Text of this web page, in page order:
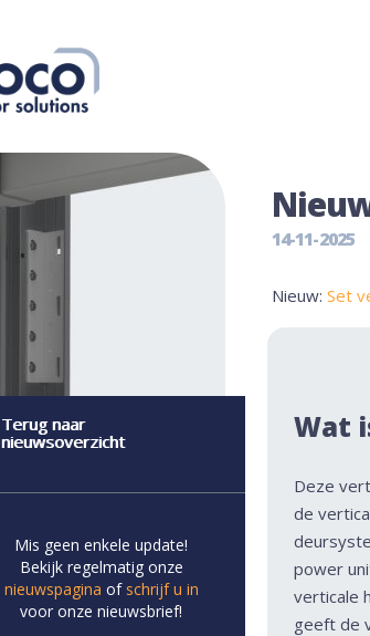
Terug naar
nieuwsoverzicht
Mis geen enkele update!
Bekijk regelmatig onze
nieuwspagina of schrijf u in
voor onze nieuwsbrief!
14-11-2025
Nieuw: Set
Wat
Deze
de
power
verticale
geeft de